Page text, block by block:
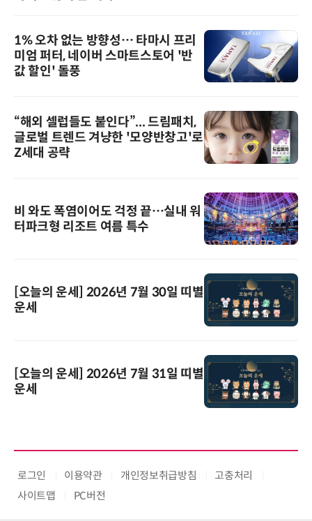
1% 오차 없는 방향성… 타마시 프리
미엄 퍼터, 네이버 스마트스토어 '반
값 할인' 돌풍
“해외 셀럽들도 붙인다”... 드림패치,
글로벌 트렌드 겨냥한 '모양반창고'로
Z세대 공략
비 와도 폭염이어도 걱정 끝…실내 워
터파크형 리조트 여름 특수
[오늘의 운세] 2026년 7월 30일 띠별
운세
[오늘의 운세] 2026년 7월 31일 띠별
운세
로그인 이용약관 개인정보취급방침
고충처리
사이트맵
PC버전